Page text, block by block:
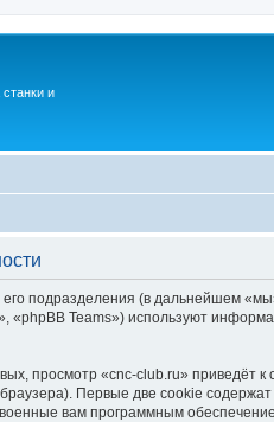
и
подразделения (в дальнейшем
«phpBB Teams») используют
просмотр «cnc-club.ru» приведёт
Первые две cookie
вам программным